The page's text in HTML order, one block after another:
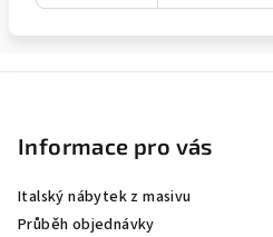
Informace pro vás
Italský nábytek z masivu
Průběh objednávky